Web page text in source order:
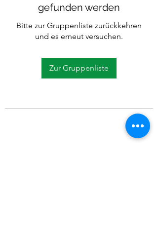
gefunden werden
Bitte zur Gruppenliste zurückkehren
und es erneut versuchen.
Zur Gruppenliste